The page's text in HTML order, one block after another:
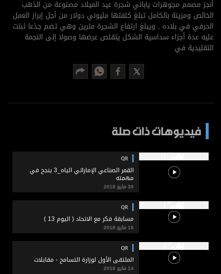
عدد اليوم
أنجز مصمم مجوهرات ياباني شجرة عيد الميلاد مصنوعة من الذهب
الخالص ومزينة بالكامل تبلغ كلفتها مليوني دولار من أجل إبراز العمل
الحرفي في بلاده , ويبلغ ارتفاع الشجرة مترين وهي تضم جذعا ثبتت
عليه عدة أجزاء سداسية الشكل يتقلص عرضها وصولا إلى النجمة
التقليدية في
فيديوهات ذات صلة
QR
القمر الصناعي الإماراتي الياه_3 ينجح في
مهمته
30 مايو 2018
QR
مسابقة فكر مع الاتحاد ( اليوم 13 )
16 مايو 2018
QR
الملتقى الأول لوزارة التسامح - مقابلات
14 مايو 2018